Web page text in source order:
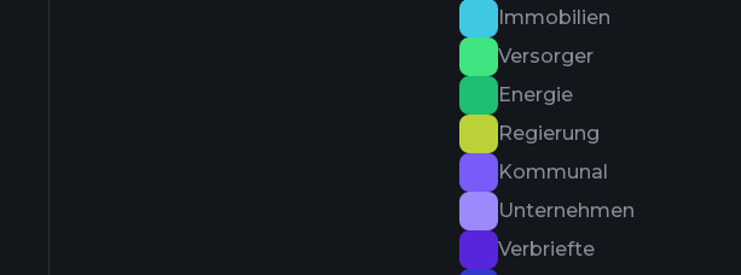
Immobilien
Versorger
Energie
Regierung
Kommunal
Unternehmen
Verbriefte